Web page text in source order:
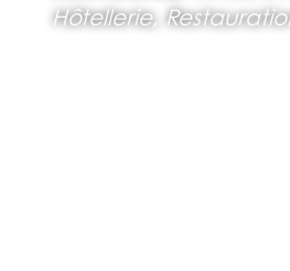
Hôtellerie,